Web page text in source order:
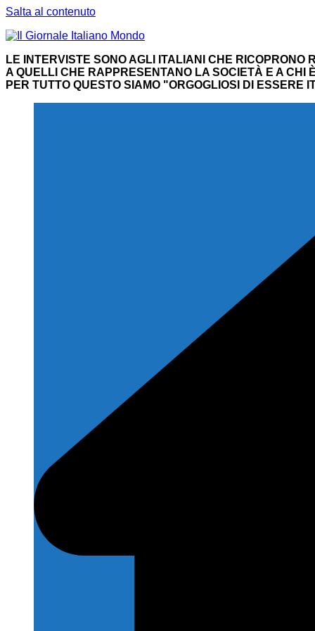
Salta al contenuto
LE INTERVISTE SONO AGLI ITALIANI CHE RICOPRONO
A QUELLI CHE RAPPRESENTANO LA SOCIETÀ E A CHI
PER TUTTO QUESTO SIAMO "ORGOGLIOSI DI ESSERE